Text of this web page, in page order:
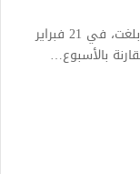
أفاد بنك المغرب أن الأصول الاحتياطية الرسمية بلغت، في 21 فبراير